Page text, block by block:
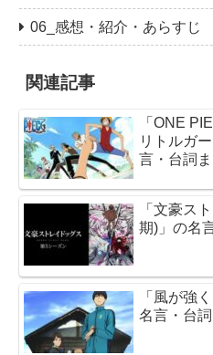
06_感想・紹介・あらすじ
関連記事
「ONE
リトルガ
言・台詞
「文豪ス
期)」の名
「風が強
名言・台